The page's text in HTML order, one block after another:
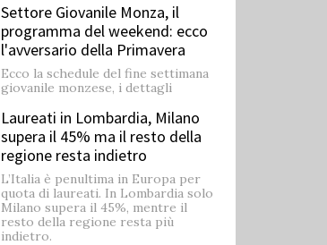
Settore Giovanile Monza, il
programma del weekend: ecco
l'avversario della Primavera
Ecco la schedule del fine settimana
giovanile monzese, i dettagli
Laureati in Lombardia, Milano
supera il 45% ma il resto della
regione resta indietro
L’Italia è penultima in Europa per
quota di laureati. In Lombardia solo
Milano supera il 45%, mentre il
resto della regione resta più
indietro.